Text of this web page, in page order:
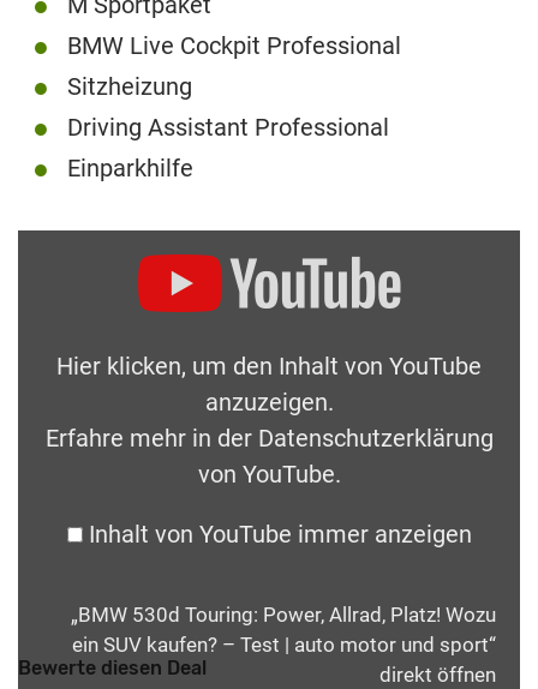
BMW Live Cockpit Professional
Sitzheizung
Driving Assistant Professional
Einparkhilfe
Hier klicken, um den Inhalt von YouTube
anzuzeigen.
Erfahre mehr in der Datenschutzerklärung
von YouTube.
Inhalt von YouTube immer anzeigen
„BMW 530d Touring: Power, Allrad, Platz! Wozu
ein SUV kaufen? – Test | auto motor und sport“
direkt öffnen
Bewerte diesen Deal